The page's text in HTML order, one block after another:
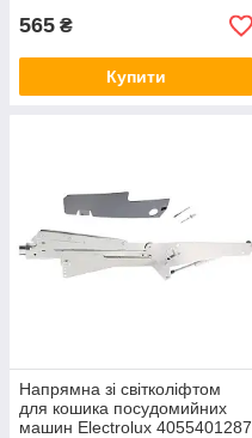
565 ₴
Купити
Напрямна зі світколіфтом
для кошика посудомийних
машин Electrolux 4055401287